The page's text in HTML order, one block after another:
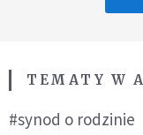
TEMATY W
#synod o rodzinie